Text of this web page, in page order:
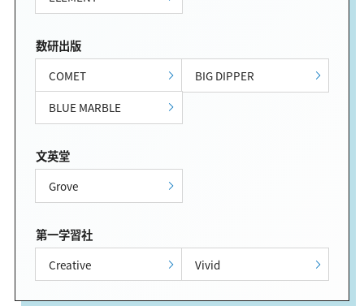
数研出版
COMET
BIG DIPPER
BLUE MARBLE
文英堂
Grove
第一学習社
Creative Vivid